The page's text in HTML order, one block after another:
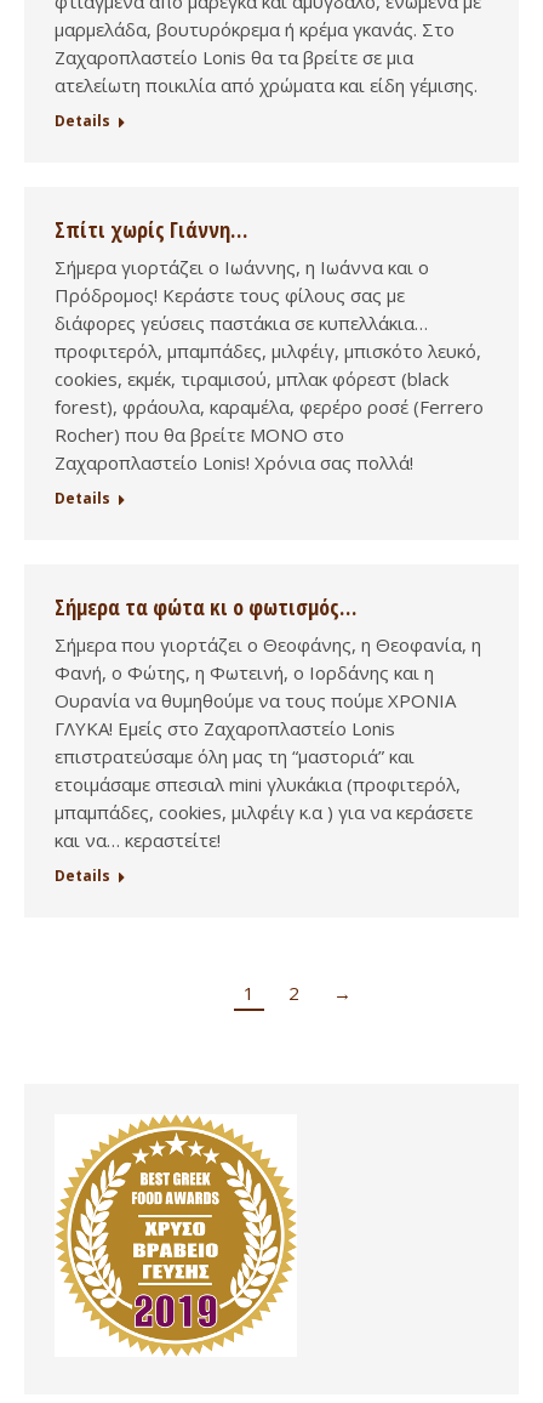
μαρμελάδα, βουτυρόκρεμα ή κρέμα γκανάς. Στο
Ζαχαροπλαστείο Lonis θα τα βρείτε σε μια
ατελείωτη ποικιλία από χρώματα και είδη γέμισης.
Details
Σπίτι χωρίς Γιάννη…
Σήμερα γιορτάζει ο Ιωάννης, η Ιωάννα και ο
Πρόδρομος! Κεράστε τους φίλους σας με
διάφορες γεύσεις παστάκια σε κυπελλάκια…
προφιτερόλ, μπαμπάδες, μιλφέιγ, μπισκότο λευκό,
cookies, εκμέκ, τιραμισού, μπλακ φόρεστ (black
forest), φράουλα, καραμέλα, φερέρο ροσέ (Ferrero
Rocher) που θα βρείτε ΜΟΝΟ στο
Ζαχαροπλαστείο Lonis! Χρόνια σας πολλά!
Details
Σήμερα τα φώτα κι ο φωτισμός…
Σήμερα που γιορτάζει ο Θεοφάνης, η Θεοφανία, η
Φανή, ο Φώτης, η Φωτεινή, ο Ιορδάνης και η
Ουρανία να θυμηθούμε να τους πούμε ΧΡΟΝΙΑ
ΓΛΥΚΑ! Εμείς στο Ζαχαροπλαστείο Lonis
επιστρατεύσαμε όλη μας τη “μαστοριά” και
ετοιμάσαμε σπεσιαλ mini γλυκάκια (προφιτερόλ,
μπαμπάδες, cookies, μιλφέιγ κ.α ) για να κεράσετε
και να… κεραστείτε!
Details
1 2 →